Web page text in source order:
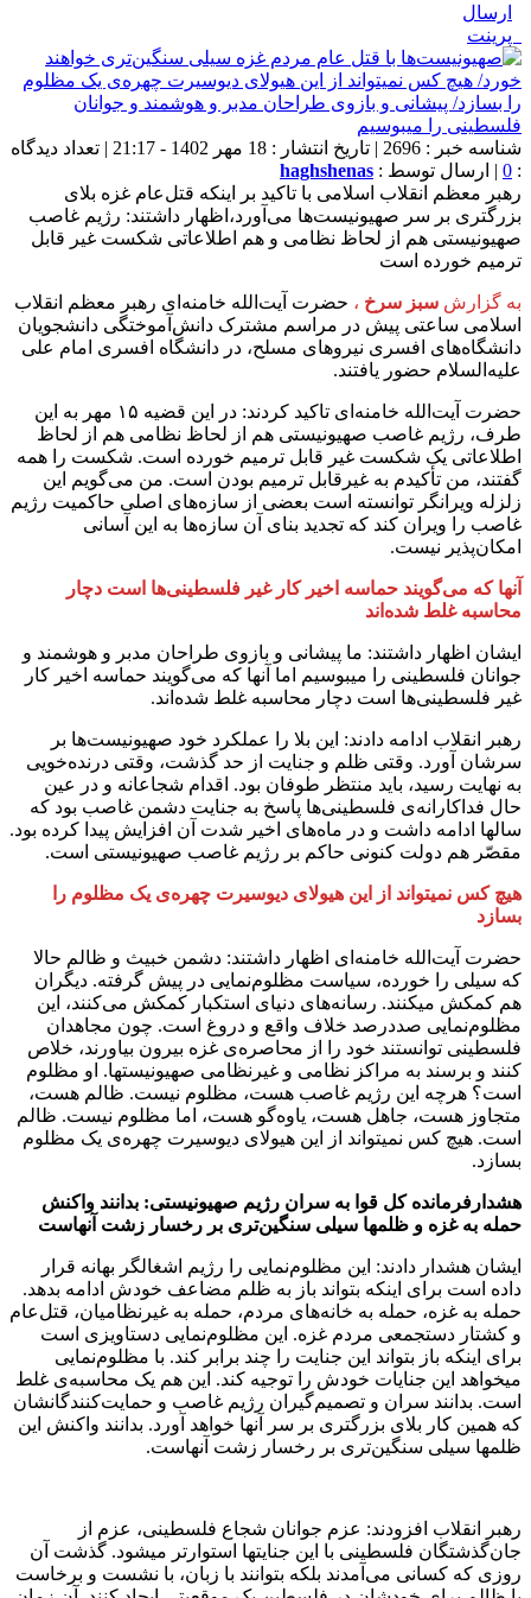
ارسال
پرینت
شناسه خبر : 2696 | تاریخ انتشار : 18 مهر 1402 - 21:17 | تعداد دیدگاه
:
0 | ارسال توسط : haghshenas
رهبر معظم انقلاب اسلامی با تاکید بر اینکه قتل‌عام غزه بلای
بزرگتری بر سر صهیونیست‌ها می‌آورد،اظهار داشتند: رژیم غاصب
صهیونیستی هم از لحاظ نظامی و هم اطلاعاتی شکست غیر قابل
ترمیم خورده است
به گزارش سبز سرخ ، حضرت آیت‌الله خامنه‌ای رهبر معظم انقلاب
اسلامی ساعتی پیش در مراسم مشترک دانش‌آموختگی دانشجویان
دانشگاه‌های افسری نیروهای مسلح، در دانشگاه افسری امام علی
علیه‌السلام حضور یافتند.
حضرت آیت‌الله خامنه‌ای تاکید کردند: در این قضیه ۱۵ مهر به این
طرف، رژیم غاصب صهیونیستی هم از لحاظ نظامی هم از لحاظ
اطلاعاتی یک شکست غیر قابل ترمیم خورده است. شکست را همه
گفتند، من تأکیدم به غیرقابل ترمیم بودن است. من می‌گویم این
زلزله ویرانگر توانسته است بعضی از سازه‌های اصلی حاکمیت رژیم
غاصب را ویران کند که تجدید بنای آن سازه‌ها به این آسانی
امکان‌پذیر نیست.
آنها که می‌گویند حماسه اخیر کار غیر فلسطینی‌ها است دچار
محاسبه غلط شده‌اند
ایشان اظهار داشتند: ما پیشانی و بازوی طراحان مدبر و هوشمند و
جوانان فلسطینی را می‎بوسیم اما آنها که می‌گویند حماسه اخیر کار
غیر فلسطینی‌ها است دچار محاسبه غلط شده‌اند.
رهبر انقلاب ادامه دادند: این بلا را عملکرد خود صهیونیست‌ها بر
سرشان آورد. وقتی ظلم و جنایت از حد گذشت، وقتی درنده‌خویی
به نهایت رسید، باید منتظر طوفان بود. اقدام شجاعانه و در عین
حال فداکارانه‌ی فلسطینی‌ها پاسخ به جنایت دشمن غاصب بود که
سالها ادامه داشت و در ماه‌های اخیر شدت آن افزایش پیدا کرده بود.
مقصّر هم دولت کنونی حاکم بر رژیم غاصب صهیونیستی است.
هیچ کس نمیتواند از این هیولای دیوسیرت چهره‌ی یک مظلوم را
بسازد
حضرت آیت‌الله خامنه‌ای اظهار داشتند: دشمن خبیث و ظالم حالا
که سیلی را خورده، سیاست مظلوم‌نمایی در پیش گرفته. دیگران
هم کمکش میکنند. رسانه‌های دنیای استکبار کمکش می‌کنند، این
مظلوم‌نمایی صددرصد خلاف واقع و دروغ است. چون مجاهدان
فلسطینی توانستند خود را از محاصره‌ی غزه بیرون بیاورند، خلاص
کنند و برسند به مراکز نظامی و غیرنظامی صهیونیستها. او مظلوم
است؟ هرچه این رژیم غاصب هست، مظلوم نیست. ظالم هست،
متجاوز هست، جاهل هست، یاوه‌گو هست، اما مظلوم نیست. ظالم
است. هیچ کس نمیتواند از این هیولای دیوسیرت چهره‌ی یک مظلوم
بسازد.
هشدارفرمانده کل قوا به سران رژیم صهیونیستی: بدانند واکنش
حمله به غزه و ظلمها سیلی سنگین‌تری بر رخسار زشت آنهاست
ایشان هشدار دادند: این مظلوم‌نمایی را رژیم اشغالگر بهانه قرار
داده است برای اینکه بتواند باز به ظلم مضاعف خودش ادامه بدهد.
حمله به غزه، حمله به خانه‌های مردم، حمله به غیرنظامیان، قتل‌عام
و کشتار دستجمعی مردم غزه. این مظلوم‌نمایی دستاویزی است
برای اینکه باز بتواند این جنایت را چند برابر کند. با مظلوم‌نمایی
میخواهد این جنایات خودش را توجیه کند. این هم یک محاسبه‌ی غلط
است. بدانند سران و تصمیم‌گیران رژیم غاصب و حمایت‌کنندگانشان
که همین کار بلای بزرگتری بر سر آنها خواهد آورد. بدانند واکنش این
ظلمها سیلی سنگین‌تری بر رخسار زشت آنهاست.
رهبر انقلاب افزودند: عزم جوانان شجاع فلسطینی، عزم از
جان‌گذشتگان فلسطینی با این جنایتها استوارتر میشود. گذشت آن
روزی که کسانی می‌آمدند بلکه بتوانند با زبان، با نشست و برخاست